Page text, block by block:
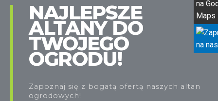
NAJLEPSZE
ALTANY DO
TWOJEGO
OGRODU!
Zapoznaj się z bogatą ofertą naszych altan
ogrodowych!